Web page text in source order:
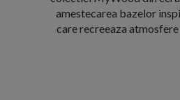
amestecarea bazelor
care recreeaza